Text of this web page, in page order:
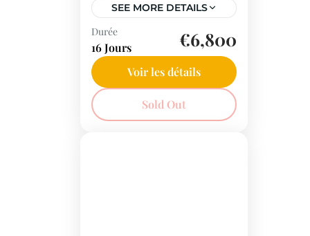
SEE MORE DETAILS
Voyagez entre tradition et
modernité avec ce circuit
au Japon et en Corée du
Sud. Laissez-vous séduire
par les trésors culturels et
Corée du Sud,Japon
Durée
16 Jours €6,800
Voir les détails
Sold Out